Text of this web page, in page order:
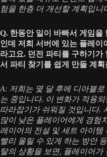
험을 한층 더 개선할 계획입니
Q. 한동안 일이 바빠서 게임을
인데 저희 서버에 있는 플레이
라고요. 던전 파티를 구하기가
서 파티 찾기를 쉽게 만들 계
A: 저희는 몇 달 후에 디아블
는 중입니다. 이 변화가 적용
따라잡기가 쉬워질 것입니다.
많이 낮은 플레이어에게 경험
레이어의 전설 및 세트 아이템
빨리 올릴 수 있게 하는 방안
탈의 상황을 보면, 플레이어